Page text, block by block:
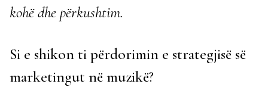
kohë dhe përkushtim.
Si e shikon ti përdorimin e strategjisë së
marketingut në muzikë?